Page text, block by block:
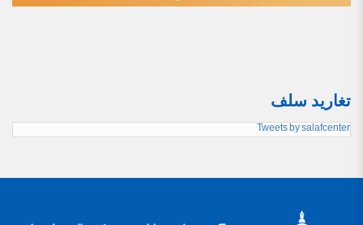
تغاريد سلف
Tweets by salafcenter